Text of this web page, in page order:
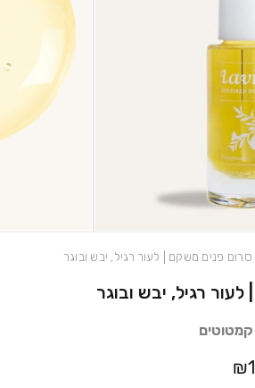
רגיל, יבש ובוגר
רגיל, יבש ובוגר
פנים משקם | לעור רגיל, יבש ובוגר